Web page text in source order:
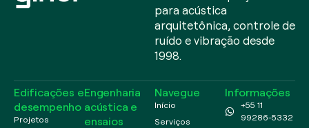
para acústica
arquitetônica, controle de
ruído e vibração desde
1998.
Navegue
Início
Serviços
Edificações e
desempenho
Projetos
Engenharia
acústica e
ensaios
Informações
+55 11
99286-5332